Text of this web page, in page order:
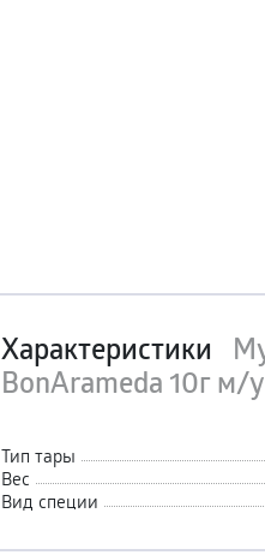
Характеристики
BonArameda 10г м/
Тип тары
Вес
Вид специи